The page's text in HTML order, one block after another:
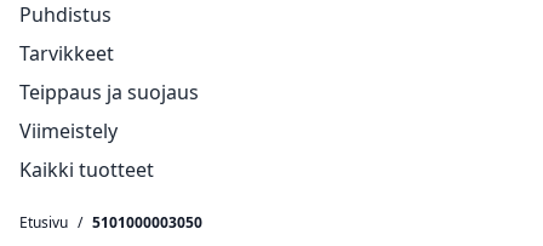
Puhdistus
Tarvikkeet
Teippaus ja suojaus
Viimeistely
Kaikki tuotteet
Etusivu / 5101000003050